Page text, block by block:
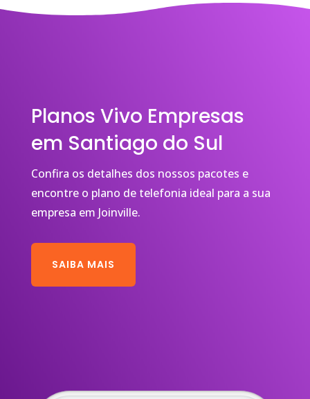
Planos Vivo Empresas
em Santiago do Sul
Confira os detalhes dos nossos pacotes e
encontre o plano de telefonia ideal para a sua
empresa em Joinville.
SAIBA MAIS